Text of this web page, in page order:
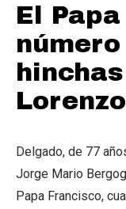
El
Lorenzo
Delgado, de 77
Jorge Mario
Papa Francisco,